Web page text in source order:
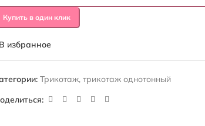
Купить в один клик
В избранное
Трикотаж, трикотаж однотонный